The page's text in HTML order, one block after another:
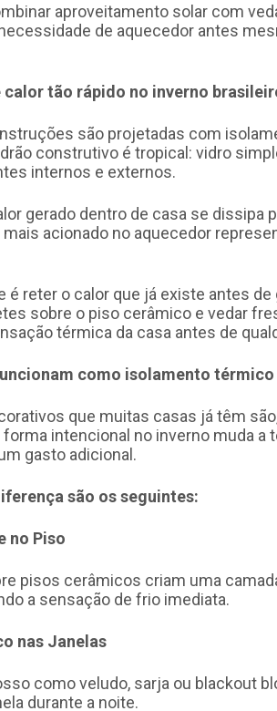
aproveitamento solar com
de aquecedor antes
calor tão rápido no inverno
são projetadas com
construtivo é tropical: vidro
internos e externos.
gerado dentro de casa se dissipa
mais acionado no aquecedor
é reter o calor que já existe antes
sobre o piso cerâmico e vedar
térmica da casa antes de
como isolamento
que muitas casas já têm
intencional no inverno muda a
gasto adicional.
são os seguintes:
no Piso
pisos cerâmicos criam uma
a sensação de frio imediata.
nas Janelas
como veludo, sarja ou blackout
durante a noite.